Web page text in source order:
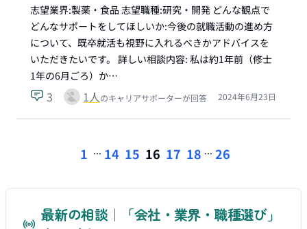
志望業界:製薬・食品 志望職種:研究・開発 どんな観点で
どんなサポートをしてほしいか:今後の就職活動の進め方
について、既卒就活も視野に入れるべきかアドバイスを
いただきたいです。 詳しい相談内容: 私は約1年前（修士
1年の6月ごろ）か…
3 1人のキャリアサポーターが回答 2024年6月23日
1 ... 14 15 16 17 18 ... 26
最新の相談｜「会社・業界・職種選び」